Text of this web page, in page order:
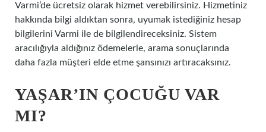
Varmi’de ücretsiz olarak hizmet verebilirsiniz. Hizmetiniz
hakkında bilgi aldıktan sonra, uyumak istediğiniz hesap
bilgilerini Varmi ile de bilgilendireceksiniz. Sistem
aracılığıyla aldığınız ödemelerle, arama sonuçlarında
daha fazla müşteri elde etme şansınızı artıracaksınız.
YAŞAR’IN ÇOCUĞU VAR
MI?